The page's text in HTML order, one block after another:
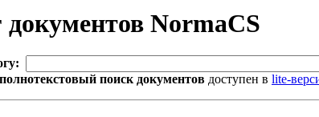
документов NormaCS
поиск документов доступен в lite-